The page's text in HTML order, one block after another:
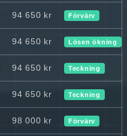
94 650 kr Förvärv
94 650 kr Lösen ökning
94 650 kr Teckning
94 650 kr Teckning
98 000 kr Förvärv